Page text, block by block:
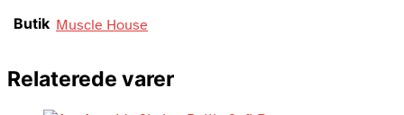
Butik Muscle House
Relaterede varer